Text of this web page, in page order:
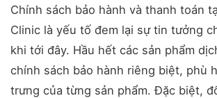
Chính sách bảo hành và thanh toán
Clinic là yếu tố đem lại sự tin tưởng
khi tới đây. Hầu hết các sản phẩm
chính sách bảo hành riêng biệt, phù
trưng của từng sản phẩm. Đặc biệt,